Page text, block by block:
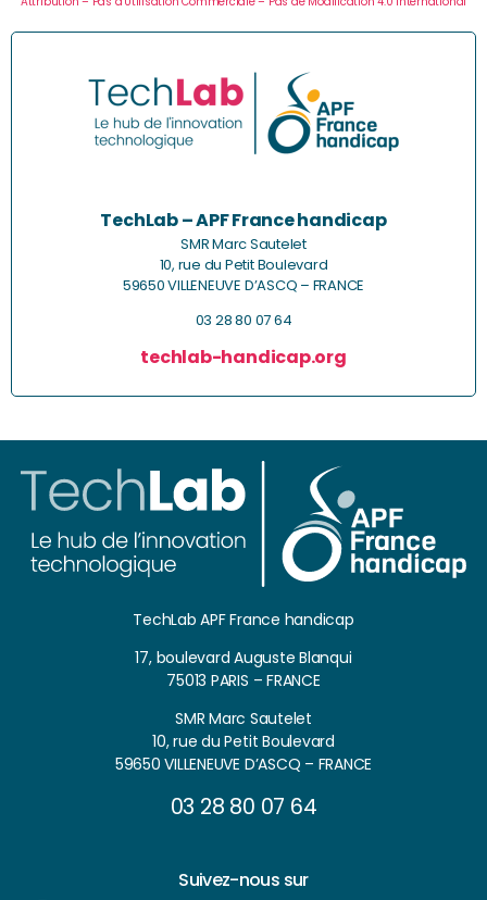
TechLab – APF France handicap
SMR Marc Sautelet
10, rue du Petit Boulevard
59650 VILLENEUVE D’ASCQ – FRANCE
03 28 80 07 64
techlab-handicap.org
TechLab APF France handicap
17, boulevard Auguste Blanqui
75013 PARIS – FRANCE
SMR Marc Sautelet
10, rue du Petit Boulevard
59650 VILLENEUVE D’ASCQ – FRANCE
03 28 80 07 64
Suivez-nous sur